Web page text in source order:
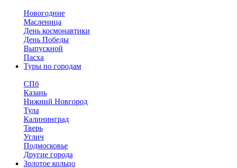
Новогодние
Масленица
День космонавтики
День Победы
Выпускной
Пасха
Туры по городам
СПб
Казань
Нижний Новгород
Тула
Калининград
Тверь
Углич
Подмосковье
Другие города
Золотое кольцо